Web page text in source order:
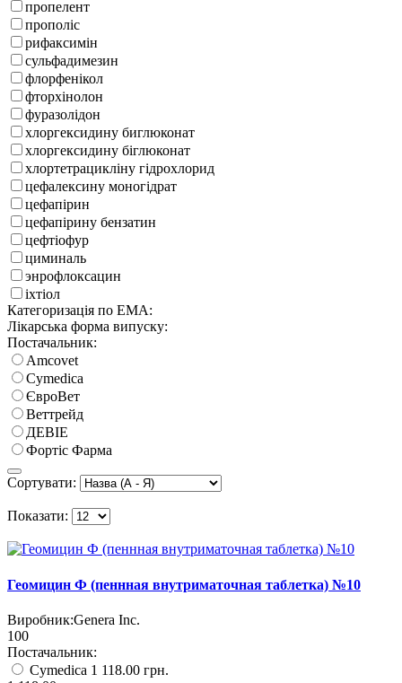
пропелент
прополіс
рифаксимін
сульфадимезин
флорфенікол
фторхінолон
фуразолідон
хлоргексидину биглюконат
хлоргексидину біглюконат
хлортетрацикліну гідрохлорид
цефалексину моногідрат
цефапірин
цефапірину бензатин
цефтіофур
циминаль
энрофлоксацин
іхтіол
Категоризація по EMA:
Лікарська форма випуску:
Постачальник:
Amcovet
Cymedica
ЄвроВет
Веттрейд
ДЕВІЕ
Фортіс Фарма
Сортувати:
Показати:
Геомицин Ф (пеннная внутриматочная таблетка) №10
Виробник:Genera Inc.
100
Постачальник:
Cymedica 1 118.00 грн.